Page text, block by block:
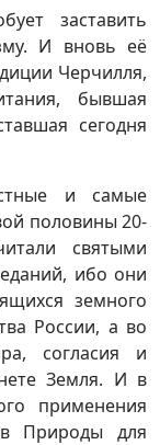
заставить
И вновь её
Черчилля,
бывшая
сегодня
и самые
половины 20-
святыми
ибо они
земного
России, а во
согласия и
Земля. И в
применения
Природы для